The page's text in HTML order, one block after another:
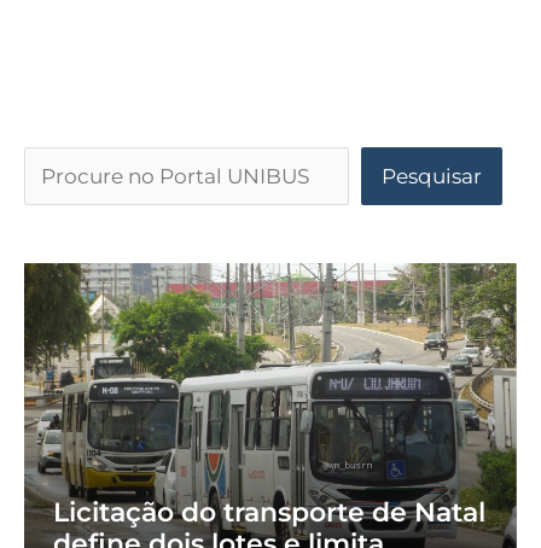
Pesquisar
Licitação do transporte de Natal